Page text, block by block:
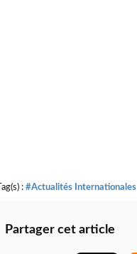
Tag(s) : #Actualités Internationales
Partager cet article